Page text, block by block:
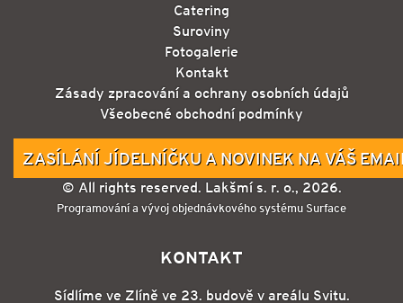
Catering
Suroviny
Fotogalerie
Kontakt
Zásady zpracování a ochrany osobních údajů
Všeobecné obchodní podmínky
ZASÍLÁNÍ JÍDELNÍČKU A NOVINEK NA VÁŠ
© All rights reserved. Lakšmí s. r. o., 2026.
Programování a vývoj objednávkového systému Surface
KONTAKT
Sídlíme ve Zlíně ve 23. budově v areálu Svitu.